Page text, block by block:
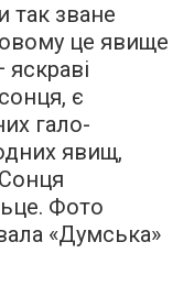
так зване
це явище
є
гало-
явищ,
Фото
«Думська»